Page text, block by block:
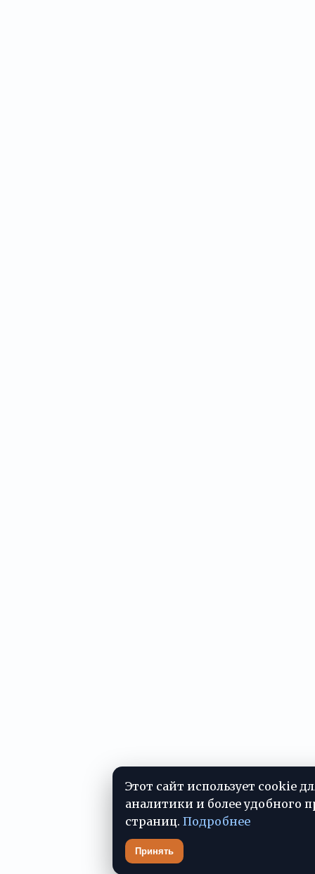
Этот сайт использует cookie
аналитики и более удобного
страниц. Подробнее
Принять